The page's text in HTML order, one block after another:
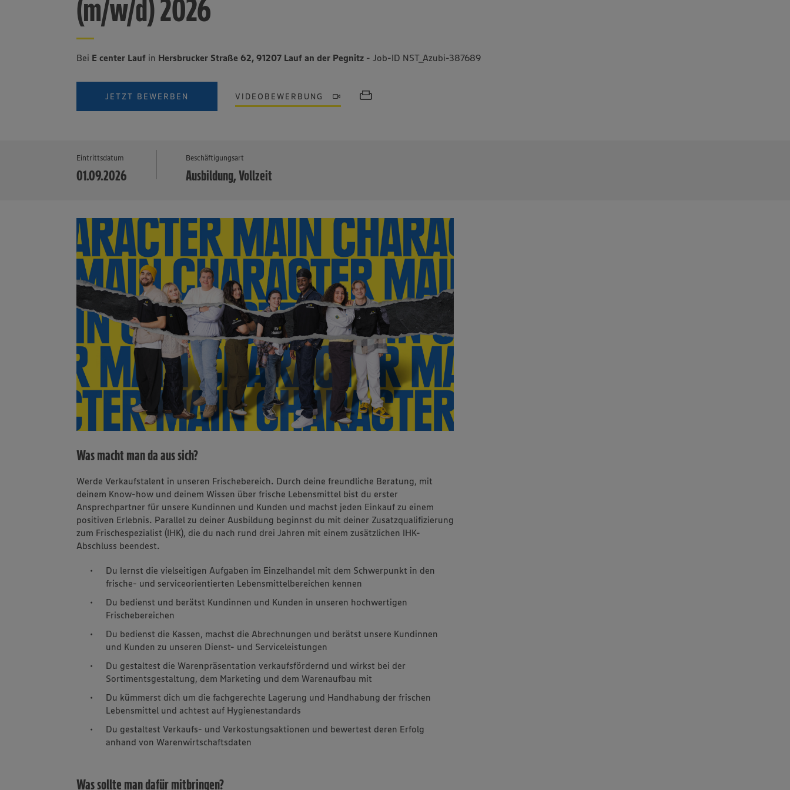
(m/w/d) 2026
Bei E center Lauf in Hersbrucker Straße 62, 91207 Lauf an der Pegnitz - Job-ID NST_Azubi-387689
JETZT BEWERBEN VIDEOBEWERBUNG
Eintrittsdatum
01.09.2026
Beschäftigungsart
Ausbildung, Vollzeit
Was macht man da aus sich?
Werde Verkaufstalent in unseren Frischebereich. Durch deine freundliche Beratung, mit
deinem Know-how und deinem Wissen über frische Lebensmittel bist du erster
Ansprechpartner für unsere Kundinnen und Kunden und machst jeden Einkauf zu einem
positiven Erlebnis. Parallel zu deiner Ausbildung beginnst du mit deiner Zusatzqualifizierung
zum Frischespezialist (IHK), die du nach rund drei Jahren mit einem zusätzlichen IHK-
Abschluss beendest.
Du lernst die vielseitigen Aufgaben im Einzelhandel mit dem Schwerpunkt in den
frische- und serviceorientierten Lebensmittelbereichen kennen
Du bedienst und berätst Kundinnen und Kunden in unseren hochwertigen
Frischebereichen
Du bedienst die Kassen, machst die Abrechnungen und berätst unsere Kundinnen
und Kunden zu unseren Dienst- und Serviceleistungen
Du gestaltest die Warenpräsentation verkaufsfördernd und wirkst bei der
Sortimentsgestaltung, dem Marketing und dem Warenaufbau mit
Du kümmerst dich um die fachgerechte Lagerung und Handhabung der frischen
Lebensmittel und achtest auf Hygienestandards
Du gestaltest Verkaufs- und Verkostungsaktionen und bewertest deren Erfolg
anhand von Warenwirtschaftsdaten
Was sollte man dafür mitbringen?